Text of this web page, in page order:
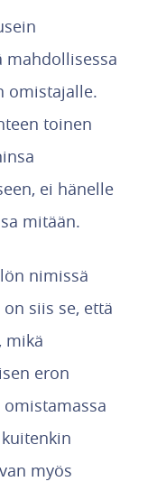
mahdollisessa
omistajalle.
toinen
ei hänelle
mitään.
nimissä
siis se, että
mikä
eron
myös